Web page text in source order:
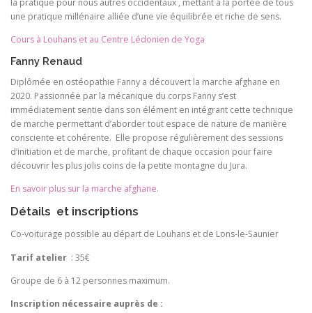
une pratique millénaire alliée d’une vie équilibrée et riche de sens.
Cours à Louhans et au Centre Lédonien de Yoga
Fanny Renaud
Diplômée en ostéopathie Fanny a découvert la marche afghane en
2020. Passionnée par la mécanique du corps Fanny s’est
immédiatement sentie dans son élément en intégrant cette technique
de marche permettant d’aborder tout espace de nature de manière
consciente et cohérente. Elle propose régulièrement des sessions
d’initiation et de marche, profitant de chaque occasion pour faire
découvrir les plus jolis coins de la petite montagne du Jura.
En savoir plus sur la marche afghane.
Détails et inscriptions
Co-voiturage possible au départ de Louhans et de Lons-le-Saunier
Tarif atelier : 35€
Groupe de 6 à 12 personnes maximum.
Inscription nécessaire auprès de :